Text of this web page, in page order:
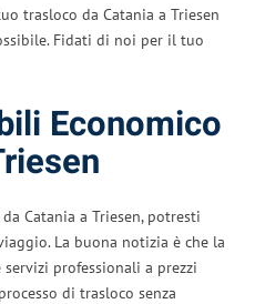
trasloco da Catania a Triesen
Fidati di noi per il tuo
Economico
Catania a Triesen, potresti
La buona notizia è che la
professionali a prezzi
di trasloco senza